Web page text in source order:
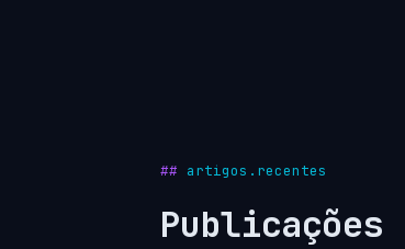
artigos.recentes
Publicações